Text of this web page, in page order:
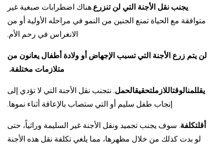
يجنب نقل الأجنة التي لن تنزرع.هناك اضطرابات صبغية غير
متوافقة مع الحياة تمنع الجنين من النمو في مراحله الأولية أو من
الانغراس في رحم الأم.
لن يتم زرع الأجنة التي تسبب الإجهاض أو ولادة أطفال يعانون من
متلازمات مختلفة.
يقللمنالوقتاللازملتحقيقالحمل. نتجنب نقل الأجنة التي لا تؤدي إلى
إنجاب طفل سليم أو التي ستصاب بالإعاقة أثناء نموها.
أقلتكلفة. سوف يجنب تجميد ونقل الأجنة غير السليمة وراثياً، حتى
لو بدت كذلك من خلال مظهرها، مما يلغي تكلفة نقل هذه الأجنة